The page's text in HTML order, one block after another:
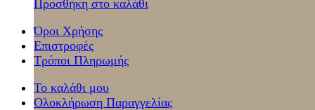
Προσθήκη στο καλάθι
Όροι Χρήσης
Επιστροφές
Τρόποι Πληρωμής
Το καλάθι μου
Ολοκλήρωση Παραγγελίας